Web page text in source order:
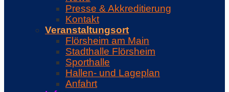
Presse & Akkreditierung
Kontakt
Veranstaltungsort
Flörsheim am Main
Stadthalle Flörsheim
Sporthalle
Hallen- und Lageplan
Anfahrt